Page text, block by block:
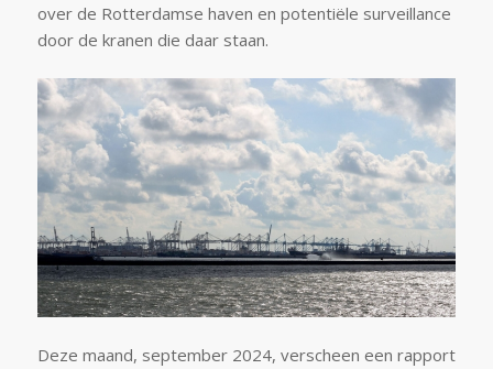
over de Rotterdamse haven en potentiële surveillance
door de kranen die daar staan.
Deze maand, september 2024, verscheen een rapport